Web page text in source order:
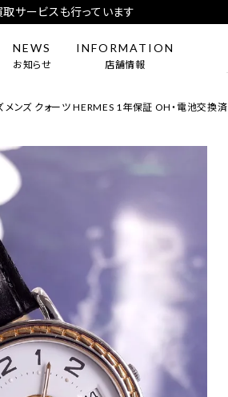
サービスも行っています
NEWS
お知らせ
INFORMATION
店舗情報
ンズ クォーツ HERMES 1年保証 OH・電池交換済